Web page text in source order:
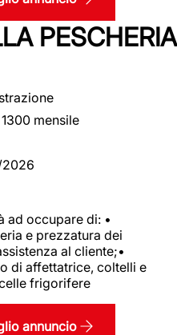
PESCHERIA
mensile
ad occupare di: •
e prezzatura dei
al cliente;•
di affettatrice, coltelli e
frigorifere
annuncio